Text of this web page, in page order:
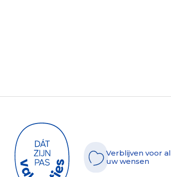
Verblijven voor al
uw wensen